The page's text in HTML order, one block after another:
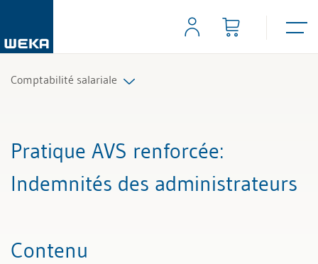
Comptabilité salariale
Pratique AVS renforcée:
Indemnités des administrateurs
Contenu